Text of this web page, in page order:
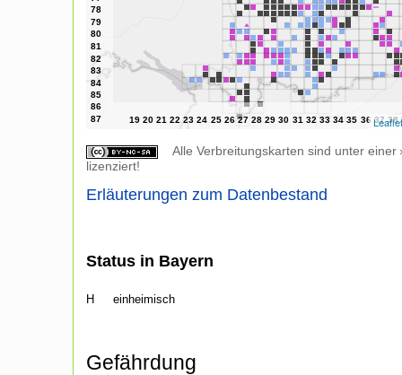
Leaflet
Alle Verbreitungskarten sind unter einer
lizenziert!
Erläuterungen zum Datenbestand
Status in Bayern
H einheimisch
Gefährdung